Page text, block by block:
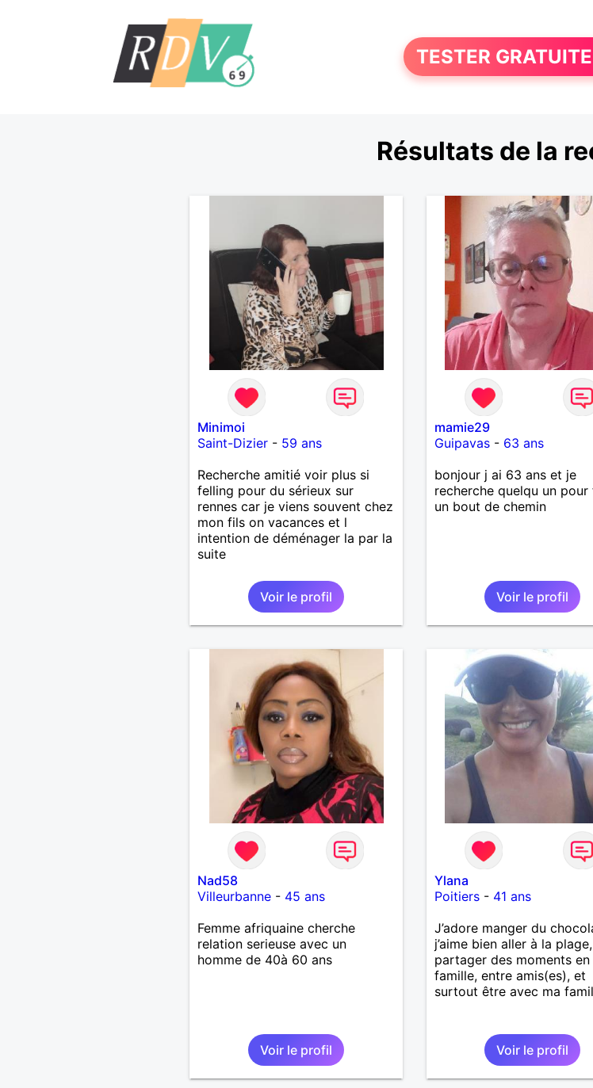
TESTER
Résultats de la
Minimoi
Saint-Dizier- 59 ans
Recherche amitié voir plus si
felling pour du sérieux sur
rennes car je viens souvent chez
mon fils on vacances et l
intention de déménager la par la
suite
Voir le profil
mamie29
Guipavas- 63 ans
bonjour j ai 63 ans et je
recherche quelqu un pour
un bout de chemin
Voir le profil
Nad58
Villeurbanne- 45 ans
Femme afriquaine cherche
relation serieuse avec un
homme de 40à 60 ans
Voir le profil
Ylana
Poitiers- 41 ans
J’adore manger du
j’aime bien aller à la plage,
partager des moments en
famille, entre amis(es), et
surtout être avec ma
Voir le profil